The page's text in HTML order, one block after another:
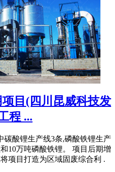
目(四川昆威科技发
程 ...
碳酸锂生产线3条,磷酸铁锂生产
10万吨磷酸铁锂。 项目后期增
项目打造为区域固废综合利 .